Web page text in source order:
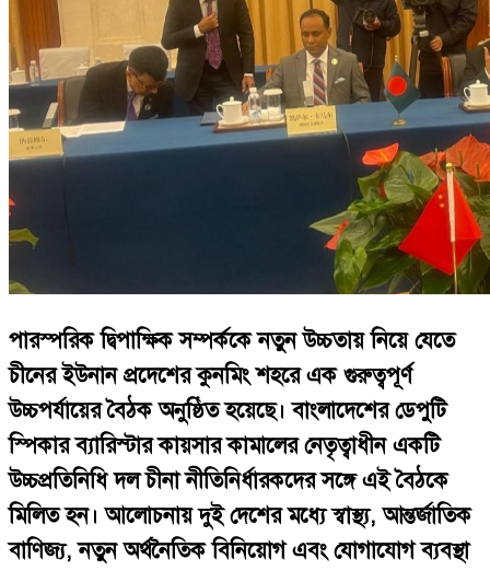
পারস্পরিক দ্বিপাক্ষিক সম্পর্ককে নতুন উচ্চতায় নিয়ে যেতে
চীনের ইউনান প্রদেশের কুনমিং শহরে এক গুরুত্বপূর্ণ
উচ্চপর্যায়ের বৈঠক অনুষ্ঠিত হয়েছে। বাংলাদেশের ডেপুটি
স্পিকার ব্যারিস্টার কায়সার কামালের নেতৃত্বাধীন একটি
উচ্চপ্রতিনিধি দল চীনা নীতিনির্ধারকদের সঙ্গে এই বৈঠকে
মিলিত হন। আলোচনায় দুই দেশের মধ্যে স্বাস্থ্য, আন্তর্জাতিক
বাণিজ্য, নতুন অর্থনৈতিক বিনিয়োগ এবং যোগাযোগ ব্যবস্থা